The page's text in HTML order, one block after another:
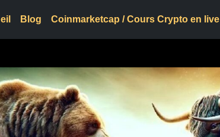
Blog Coinmarketcap / Cours Crypto en live